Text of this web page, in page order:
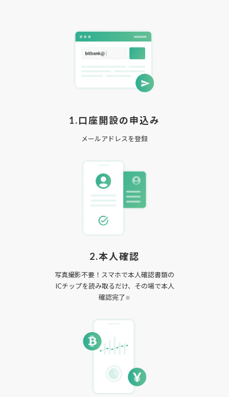
1.口座開設の申込み
メールアドレスを登録
2.本人確認
写真撮影不要！スマホで本人確認書類の
ICチップを読み取るだけ、その場で本人
確認完了※